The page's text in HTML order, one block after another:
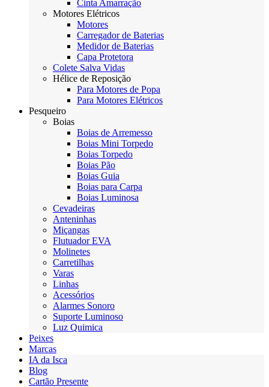
Cinta Amarração
Motores Elétricos
Motores
Carregador de Baterias
Medidor de Baterias
Capa Protetora
Colete Salva Vidas
Hélice de Reposição
Para Motores de Popa
Para Motores Elétricos
Pesqueiro
Boias
Boias de Arremesso
Boias Mini Torpedo
Boias Torpedo
Boias Pão
Boias Guia
Boias para Carpa
Boias Luminosa
Cevadeiras
Anteninhas
Miçangas
Flutuador EVA
Molinetes
Carretilhas
Varas
Linhas
Acessórios
Alarmes Sonoro
Suporte Luminoso
Luz Quimica
Peixes
Marcas
IA da Isca
Blog
Cartão Presente